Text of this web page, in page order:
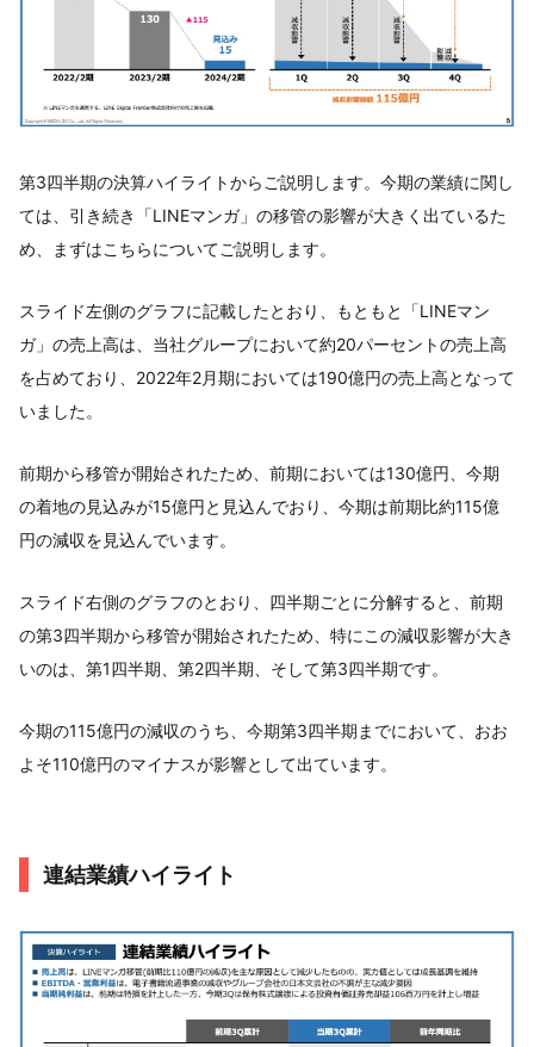
第3四半期の決算ハイライトからご説明します。今期の業績に関し
ては、引き続き「LINEマンガ」の移管の影響が大きく出ているた
め、まずはこちらについてご説明します。
スライド左側のグラフに記載したとおり、もともと「LINEマン
ガ」の売上高は、当社グループにおいて約20パーセントの売上高
を占めており、2022年2月期においては190億円の売上高となって
いました。
前期から移管が開始されたため、前期においては130億円、今期
の着地の見込みが15億円と見込んでおり、今期は前期比約115億
円の減収を見込んでいます。
スライド右側のグラフのとおり、四半期ごとに分解すると、前期
の第3四半期から移管が開始されたため、特にこの減収影響が大き
いのは、第1四半期、第2四半期、そして第3四半期です。
今期の115億円の減収のうち、今期第3四半期までにおいて、おお
よそ110億円のマイナスが影響として出ています。
連結業績ハイライト